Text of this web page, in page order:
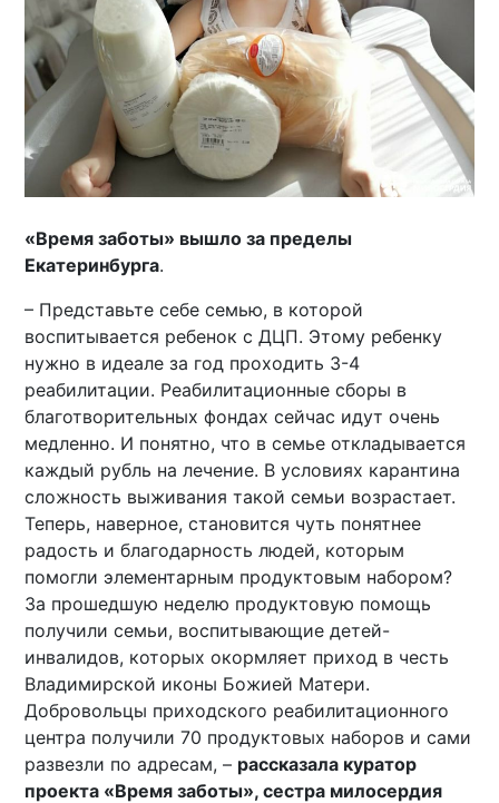
«Время заботы» вышло за пределы
Екатеринбурга.
– Представьте себе семью, в которой
воспитывается ребенок с ДЦП. Этому ребенку
нужно в идеале за год проходить 3-4
реабилитации. Реабилитационные сборы в
благотворительных фондах сейчас идут очень
медленно. И понятно, что в семье откладывается
каждый рубль на лечение. В условиях карантина
сложность выживания такой семьи возрастает.
Теперь, наверное, становится чуть понятнее
радость и благодарность людей, которым
помогли элементарным продуктовым набором?
За прошедшую неделю продуктовую помощь
получили семьи, воспитывающие детей-
инвалидов, которых окормляет приход в честь
Владимирской иконы Божией Матери.
Добровольцы приходского реабилитационного
центра получили 70 продуктовых наборов и сами
развезли по адресам, – рассказала куратор
проекта «Время заботы», сестра милосердия